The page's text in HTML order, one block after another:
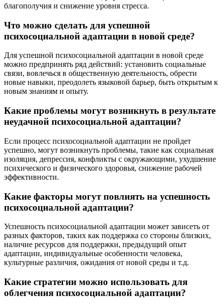
благополучия и снижение уровня стресса.
Что можно сделать для успешной
психосоциальной адаптации в новой среде?
Для успешной психосоциальной адаптации в новой среде
можно предпринять ряд действий: установить социальные
связи, вовлечься в общественную деятельность, обрести
новые навыки, преодолеть языковой барьер, быть открытым к
новым знаниям и опыту.
Какие проблемы могут возникнуть в результате
неудачной психосоциальной адаптации?
Если процесс психосоциальной адаптации не пройдет
успешно, могут возникнуть проблемы, такие как социальная
изоляция, депрессия, конфликты с окружающими, ухудшение
психического и физического здоровья, снижение рабочей
эффективности.
Какие факторы могут повлиять на успешность
психосоциальной адаптации?
Успешность психосоциальной адаптации может зависеть от
разных факторов, таких как поддержка со стороны близких,
наличие ресурсов для поддержки, предыдущий опыт
адаптации, индивидуальные особенности человека,
культурные различия, ожидания от новой среды и т.д.
Какие стратегии можно использовать для
облегчения психосоциальной адаптации?